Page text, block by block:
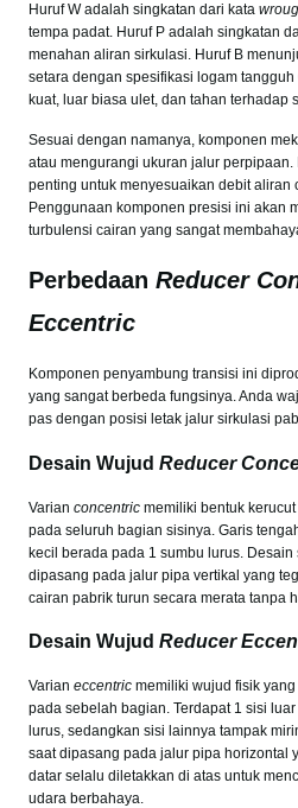
Huruf W adalah singkatan dari kata
tempa padat. Huruf P adalah singkatan
menahan aliran sirkulasi. Huruf B
setara dengan spesifikasi logam
kuat, luar biasa ulet, dan tahan terhadap
Sesuai dengan namanya, komponen
atau mengurangi ukuran jalur
penting untuk menyesuaikan debit aliran
Penggunaan komponen presisi ini akan
turbulensi cairan yang sangat
Perbedaan Reducer
Eccentric
Komponen penyambung transisi ini
yang sangat berbeda fungsinya. Anda
pas dengan posisi letak jalur sirkulasi
Desain Wujud Reducer
Varian concentric memiliki bentuk
pada seluruh bagian sisinya. Garis
kecil berada pada 1 sumbu lurus.
dipasang pada jalur pipa vertikal yang
cairan pabrik turun secara merata tanpa
Desain Wujud Reducer
Varian eccentric memiliki wujud fisik
pada sebelah bagian. Terdapat 1 sisi
lurus, sedangkan sisi lainnya tampak
saat dipasang pada jalur pipa horizontal
datar selalu diletakkan di atas untuk
udara berbahaya.